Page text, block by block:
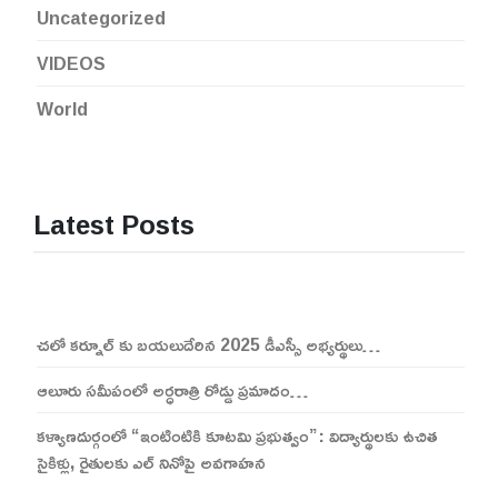
Uncategorized
VIDEOS
World
Latest Posts
చలో కర్నూల్ కు బయలుదేరిన 2025 డీఎస్సీ అభ్యర్థులు…
ఆలూరు సమీపంలో అర్ధరాత్రి రోడ్డు ప్రమాదం…
కళ్యాణదుర్గంలో “ఇంటింటికి కూటమి ప్రభుత్వం”: విద్యార్థులకు ఉచిత
సైకిళ్లు, రైతులకు ఎల్ నినోపై అవగాహన